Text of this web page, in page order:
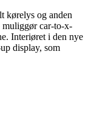
kørelys og anden
muliggør car-to-x-
Interiøret i den nye
display, som